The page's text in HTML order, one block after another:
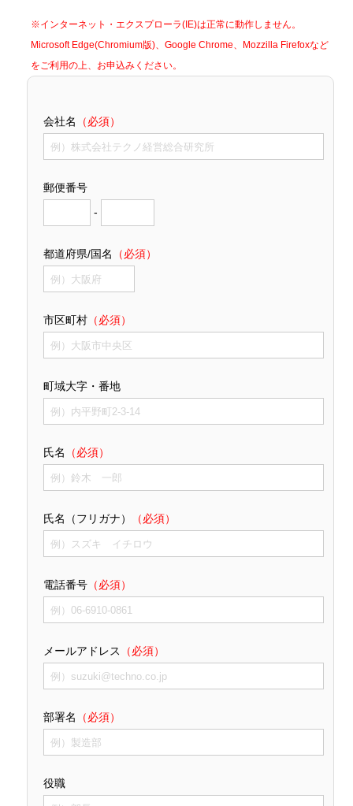
※インターネット・エクスプローラ(IE)は正常に動作しません。
Microsoft Edge(Chromium版)、Google Chrome、Mozzilla Firefoxなど
をご利用の上、お申込みください。
会社名 （必須）
郵便番号
-
都道府県/国名 （必須）
市区町村 （必須）
町域大字・番地
氏名 （必須）
氏名（フリガナ） （必須）
電話番号 （必須）
メールアドレス （必須）
部署名 （必須）
役職